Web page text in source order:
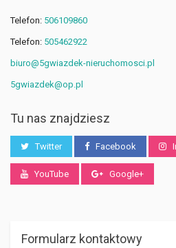
Telefon: 506109860
Telefon: 505462922
biuro@5gwiazdek-nieruchomosci.pl
5gwiazdek@op.pl
Tu nas znajdziesz
Twitter Facebook
YouTube Google+
Formularz kontaktowy